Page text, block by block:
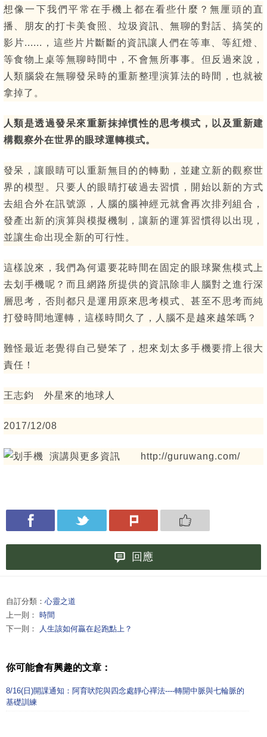
想像一下我們平常在手機上都在看些什麼？無厘頭的直
播、朋友的打卡美食照、垃圾資訊、無聊的對話、搞笑的
影片......，這些片片斷斷的資訊讓人們在等車、等紅燈、
等食物上桌等無聊時間中，不會無所事事。但反過來說，
人類腦袋在無聊發呆時的重新整理演算法的時間，也就被
拿掉了。
人類是透過發呆來重新抹掉慣性的思考模式，以及重新建
構觀察外在世界的眼球運轉模式。
發呆，讓眼睛可以重新無目的的轉動，並建立新的觀察世
界的模型。只要人的眼睛打破過去習慣，開始以新的方式
去組合外在訊號源，人腦的腦神經元就會再次排列組合，
發產出新的演算與模擬機制，讓新的運算習慣得以出現，
並讓生命出現全新的可行性。
這樣說來，我們為何還要花時間在固定的眼球聚焦模式上
去划手機呢？而且網路所提供的資訊除非人腦對之進行深
層思考，否則都只是運用原來思考模式、甚至不思考而純
打發時間地運轉，這樣時間久了，人腦不是越來越笨嗎？
難怪最近老覺得自己變笨了，想來划太多手機要揹上很大
責任！
王志鈞 外星來的地球人
2017/12/08
演講與更多資訊 http://guruwang.com/
回應
自訂分類： 心靈之道
上一則： 時間
下一則：
人生該如何贏在起跑點上？
你可能會有興趣的文章：
8/16(日)開課通知：阿育吠陀與四念處靜心禪法----轉開中脈與七輪脈的
基礎訓練